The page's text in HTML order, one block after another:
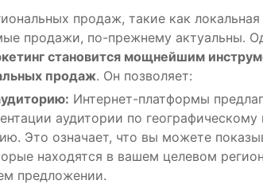
продаж, такие как локальная
продажи, по-прежнему актуальны.
становится мощнейшим
продаж. Он позволяет:
Интернет-платформы
аудитории по географическому
Это означает, что вы можете
находятся в вашем целевом
предложении.